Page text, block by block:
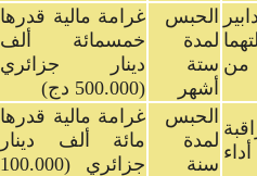
توقف النشاط (المادة 105 من
الحبس
لمدة
ستة
أشهر
غرامة مالية قدرها
خمسمائة ألف
دينار جزائري
(500.000 دج)
الحبس
لمدة
سنة
غرامة مالية قدرها
مائة ألف دينار
جزائري (100.000